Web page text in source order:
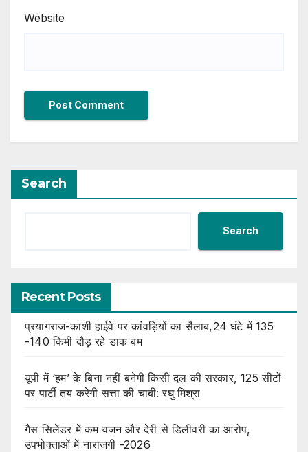
Website
Search
Search
Recent Posts
प्रयागराज-काशी हाईवे पर कांवड़ियों का सैलाब,24 घंटे में 135
-140 किमी दौड़ रहे डाक बम
यूपी में ‘हम’ के बिना नहीं बनेगी किसी दल की सरकार, 125 सीटों
पर पार्टी तय करेगी सत्ता की चाबी: रघु मिश्रा
गैस सिलेंडर में कम वजन और देरी से डिलीवरी का आरोप,
उपभोक्ताओं में नाराजगी -2026